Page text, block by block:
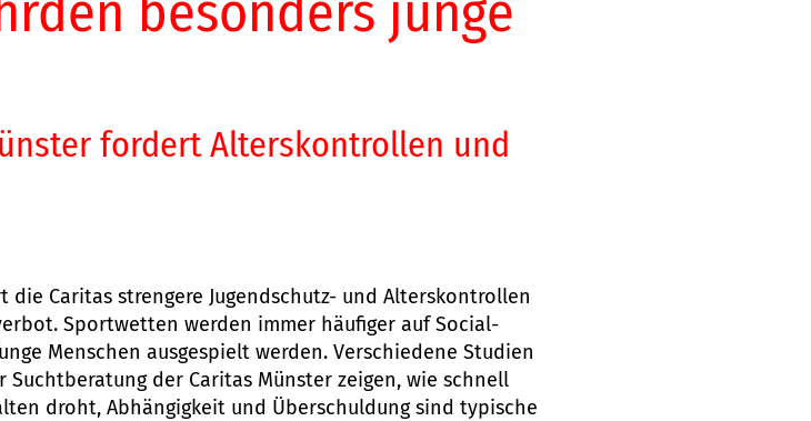
fordert Alterskontrollen und
Caritas strengere Jugendschutz- und Alterskontrollen
Sportwetten werden immer häufiger auf Social-
Menschen ausgespielt werden. Verschiedene Studien
der Caritas Münster zeigen, wie schnell
droht, Abhängigkeit und Überschuldung sind typische